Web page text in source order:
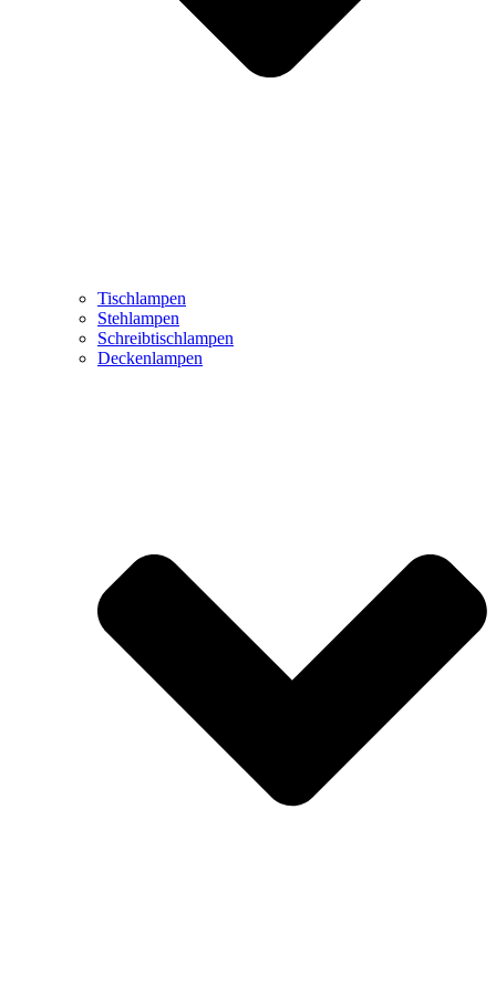
Tischlampen
Stehlampen
Schreibtischlampen
Deckenlampen